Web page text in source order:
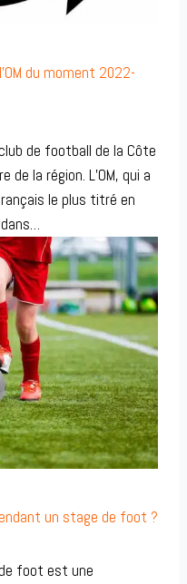
du moment 2022-
de football de la Côte
de la région. L’OM, qui a
le plus titré en
un stage de foot ?
foot est une